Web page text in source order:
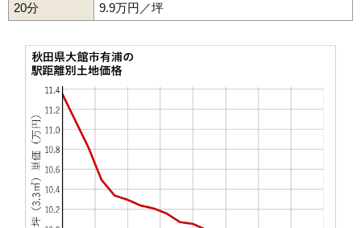
48 白沢 1.8万円
50 粕田
51 長走
53
54 二井田 1.4万円 279万円
55 下綱 1.4万円 174万円 -12.7%
56 長坂 1.3万円 139万円 -28.8%
57 1.3万円
20分
9.9万円／坪